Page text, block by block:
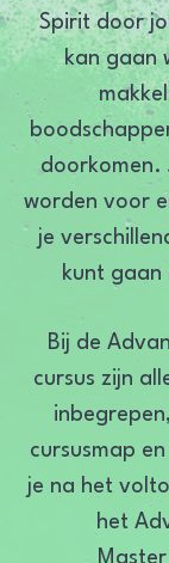
Spirit door
kan gaan
doorkomen.
worden voor
je
kunt gaan
Bij de
cursus zijn
cursusmap
je na het
het